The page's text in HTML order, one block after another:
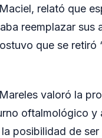
relató que
reemplazar sus
que se retiró
valoró la
oftalmológico
posibilidad de